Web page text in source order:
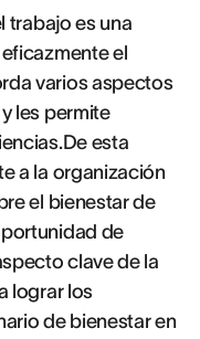
trabajo es una
el
varios aspectos
les permite
esta
a la organización
el bienestar de
de
clave de la
lograr los
de bienestar en